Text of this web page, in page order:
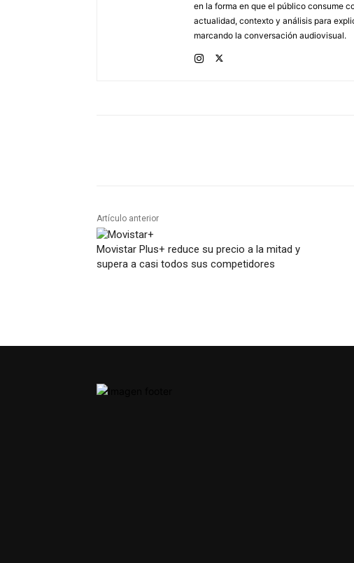
en la forma en que el público consume
actualidad, contexto y análisis para
marcando la conversación audiovisual.
Artículo anterior
Movistar Plus+ reduce su precio a la mitad y
supera a casi todos sus competidores